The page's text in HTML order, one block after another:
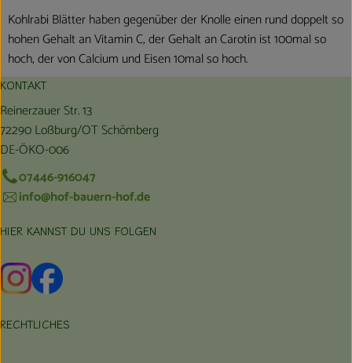
Kohlrabi Blätter haben gegenüber der Knolle einen rund doppelt so
hohen Gehalt an Vitamin C, der Gehalt an Carotin ist 100mal so
hoch, der von Calcium und Eisen 10mal so hoch.
KONTAKT
Reinerzauer Str. 13
72290 Loßburg/OT Schömberg
DE-ÖKO-006
07446-916047
info@hof-bauern-hof.de
HIER KANNST DU UNS FOLGEN
Externer Link zu https://www.instagram.com/hofbauernhof/
Externer Link zu https://www.facebook.com/
RECHTLICHES